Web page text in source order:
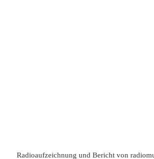
Radioaufzeichnung und Bericht von